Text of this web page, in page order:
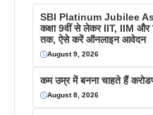
SBI Platinum Jubilee
कक्षा 9वीं से लेकर IIT, IIM और
तक, ऐसे करें ऑनलाइन आवेदन
August 9, 2026
कम उम्र में बनना चाहते हैं
August 8, 2026